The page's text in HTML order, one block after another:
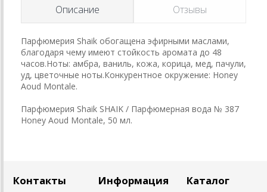
Описание Отзывы
Парфюмерия Shaik обогащена эфирными маслами,
благодаря чему имеют стойкость аромата до 48
часов.Ноты: амбра, ваниль, кожа, корица, мед, пачули,
уд, цветочные ноты.Конкурентное окружение: Honey
Aoud Montale.
Парфюмерия Shaik SHAIK / Парфюмерная вода № 387
Honey Aoud Montale, 50 мл.
Контакты Информация Каталог